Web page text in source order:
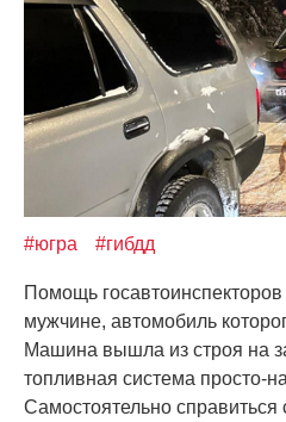
#югра #гибдд
Помощь
мужчине, автомобиль
Машина вышла из строя на
топливная система просто-
Самостоятельно справиться